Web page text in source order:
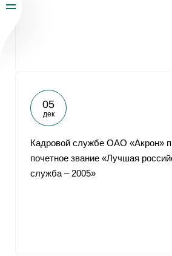
05
дек
Кадровой службе ОАО «Акрон»
почетное звание «Лучшая
служба – 2005»